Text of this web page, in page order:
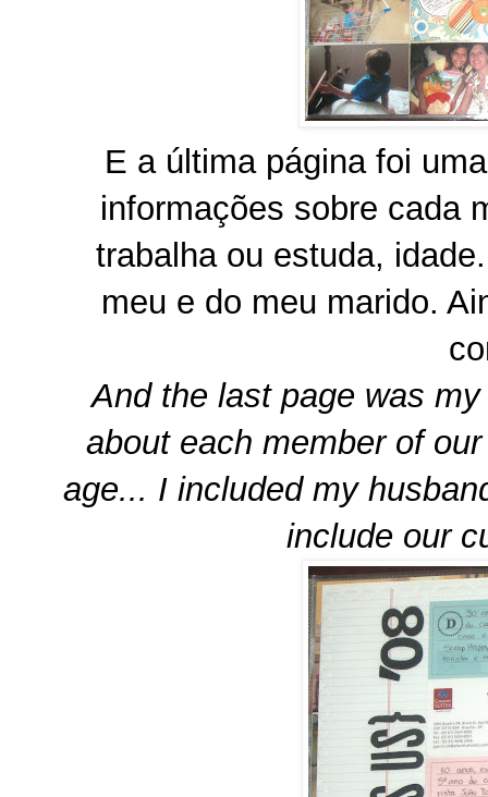
E a última página foi
informações sobre cada
trabalha ou estuda,
meu e do meu marido.
And the last page was
about each member of
age... I included my
include our